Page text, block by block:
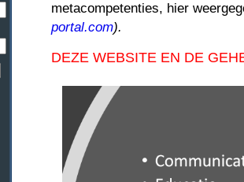
metacompetenties, hier
portal.com).
DEZE WEBSITE EN DE